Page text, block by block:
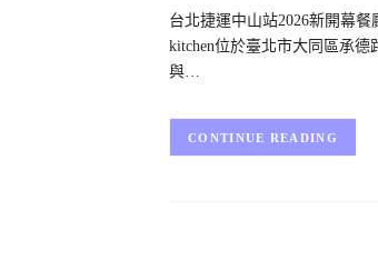
台北捷運中山站2026新開幕
kitchen位於臺北市大同區承
與…
CONTINUE READING